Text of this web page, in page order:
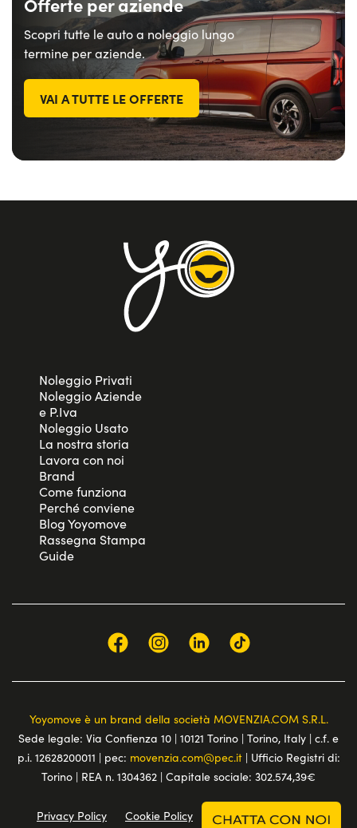
Scopri tutte le auto a noleggio lungo
termine per aziende.
VAI A TUTTE LE OFFERTE
Noleggio Privati
Noleggio Aziende
e P.Iva
Noleggio Usato
La nostra storia
Lavora con noi
Brand
Come funziona
Perché conviene
Blog Yoyomove
Rassegna Stampa
Guide
Yoyomove è un brand della società MOVENZIA.COM S.R.L.
Sede legale: Via Confienza 10 | 10121 Torino | Torino, Italy | c.f. e
p.i. 12628200011 | pec: movenzia.com@pec.it| Ufficio Registri di:
Torino | REA n. 1304362 | Capitale sociale: 302.574,39€
Privacy Policy Cookie Policy Terms and conditions